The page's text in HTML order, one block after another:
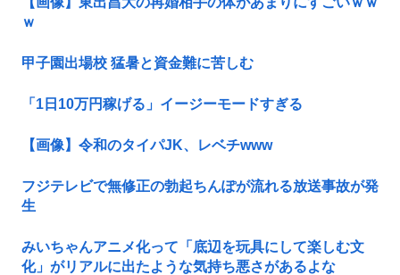
ｗ
甲子園出場校 猛暑と資金難に苦しむ
「1日10万円稼げる」イージーモードすぎる
【画像】令和のタイパJK、レベチwww
フジテレビで無修正の勃起ちんぽが流れる放送事故が発
生
みいちゃんアニメ化って「底辺を玩具にして楽しむ文
化」がリアルに出たような気持ち悪さがあるよな